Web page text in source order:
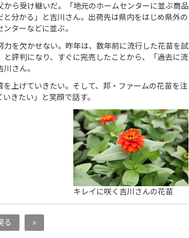
ら受け継いだ。「地元のホームセンターに並ぶ商品
分かる」と吉川さん。出荷先は県内をはじめ県外の
ターなどに並ぶ。
を欠かせない。昨年は、数年前に流行した花苗を試
と評判になり、すぐに完売したことから、「過去に流
さん。
上げていきたい。そして、邦・ファームの花苗を注
きたい」と笑顔で話す。
キレイに咲く吉川さんの花苗
る »